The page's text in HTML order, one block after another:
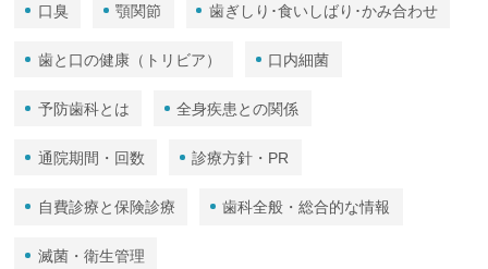
口臭 顎関節 歯ぎしり･食いしばり･かみ合わせ
歯と口の健康（トリビア） 口内細菌
予防歯科とは 全身疾患との関係
通院期間・回数 診療方針・PR
自費診療と保険診療 歯科全般・総合的な情報
滅菌・衛生管理